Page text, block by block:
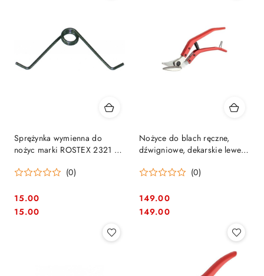
Sprężynka wymienna do
nożyc marki ROSTEX 2321 /
(0)
Cena:
15.00
Cena:
15.00
Nożyce do blach ręczne,
dźwigniowe, dekarskie lewe
(0)
Cena:
149.00
Cena:
149.00